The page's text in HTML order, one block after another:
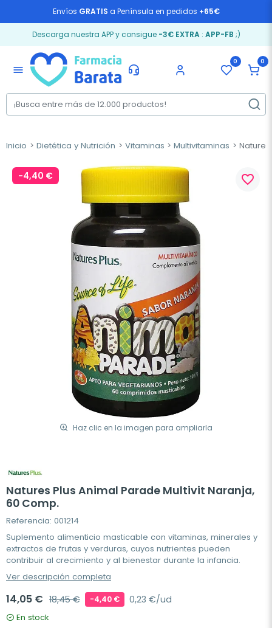
Envíos GRATIS a Península en pedidos +65€
Descarga nuestra APP y consigue -3€ EXTRA: APP-FB ;)
menu
0 0
Inicio Dietética y Nutrición Vitaminas Multivitaminas
-4,40 €
Haz clic en la imagen para ampliarla
favorite_border
Natures Plus Animal Parade Multivit Naranja,
60 Comp.
Referencia: 001214
Suplemento alimenticio masticable con vitaminas, minerales y
extractos de frutas y verduras, cuyos nutrientes pueden
contribuir al crecimiento y al bienestar durante la infancia.
Ver descripción completa
14,05 € 18,45 € -4,40 € 0,23 €/ud
En stock